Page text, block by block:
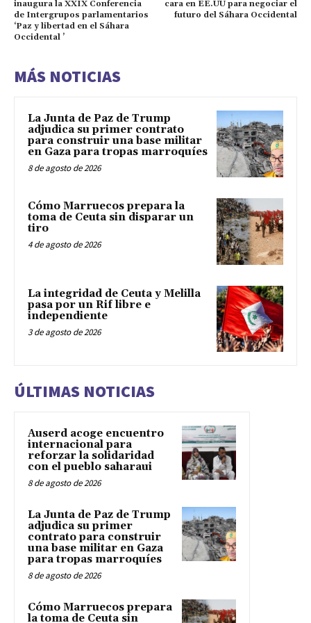
inaugura la XXIX Conferencia
de Intergrupos parlamentarios
‘Paz y libertad en el Sáhara
Occidental ’
cara en EE.UU para negociar el
futuro del Sáhara Occidental
MÁS NOTICIAS
La Junta de Paz de Trump
adjudica su primer contrato
para construir una base militar
en Gaza para tropas marroquíes
8 de agosto de 2026
Cómo Marruecos prepara la
toma de Ceuta sin disparar un
tiro
4 de agosto de 2026
La integridad de Ceuta y Melilla
pasa por un Rif libre e
independiente
3 de agosto de 2026
ÚLTIMAS NOTICIAS
Auserd acoge encuentro
internacional para
reforzar la solidaridad
con el pueblo saharaui
8 de agosto de 2026
La Junta de Paz de Trump
adjudica su primer
contrato para construir
una base militar en Gaza
para tropas marroquíes
8 de agosto de 2026
Cómo Marruecos prepara
la toma de Ceuta sin